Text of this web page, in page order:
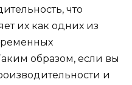
что
их как одних из
образом, если вы
и